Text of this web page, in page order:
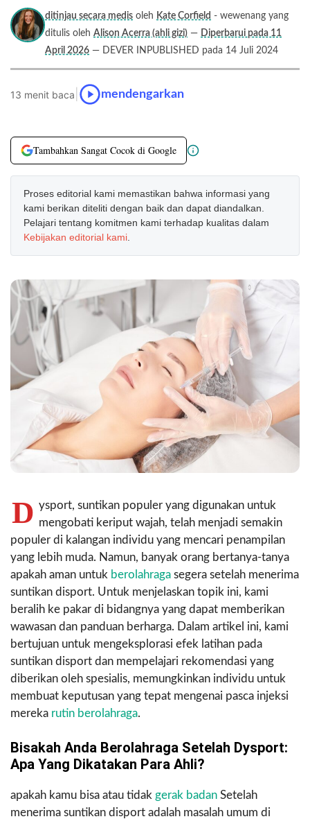
ditinjau secara medis oleh Kate Corfield - wewenang yang
ditulis oleh Alison Acerra (ahli gizi) — Diperbarui pada 11
April 2026 — DEVER INPUBLISHED pada 14 Juli 2024
13 menit baca mendengarkan
Tambahkan Sangat Cocok di Google
Proses editorial kami memastikan bahwa informasi yang
kami berikan diteliti dengan baik dan dapat diandalkan.
Pelajari tentang komitmen kami terhadap kualitas dalam
Kebijakan editorial kami
D ysport, suntikan populer yang digunakan untuk
mengobati keriput wajah, telah menjadi semakin
populer di kalangan individu yang mencari penampilan
yang lebih muda. Namun, banyak orang bertanya-tanya
apakah aman untuk berolahraga segera setelah menerima
suntikan disport. Untuk menjelaskan topik ini, kami
beralih ke pakar di bidangnya yang dapat memberikan
wawasan dan panduan berharga. Dalam artikel ini, kami
bertujuan untuk mengeksplorasi efek latihan pada
suntikan disport dan mempelajari rekomendasi yang
diberikan oleh spesialis, memungkinkan individu untuk
membuat keputusan yang tepat mengenai pasca injeksi
mereka rutin berolahraga.
Bisakah Anda Berolahraga Setelah Dysport:
Apa Yang Dikatakan Para Ahli?
apakah kamu bisa atau tidak gerak badan Setelah
menerima suntikan disport adalah masalah umum di